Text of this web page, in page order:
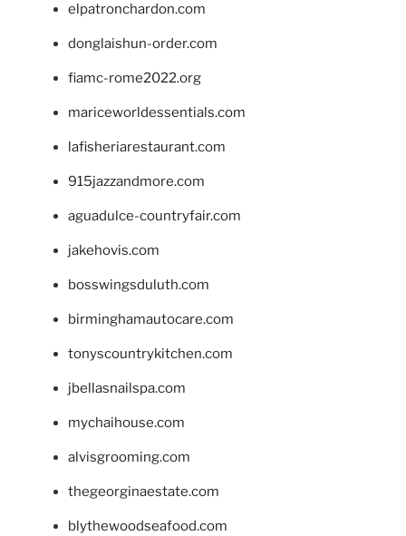
elpatronchardon.com
donglaishun-order.com
fiamc-rome2022.org
mariceworldessentials.com
lafisheriarestaurant.com
915jazzandmore.com
aguadulce-countryfair.com
jakehovis.com
bosswingsduluth.com
birminghamautocare.com
tonyscountrykitchen.com
jbellasnailspa.com
mychaihouse.com
alvisgrooming.com
thegeorginaestate.com
blythewoodseafood.com